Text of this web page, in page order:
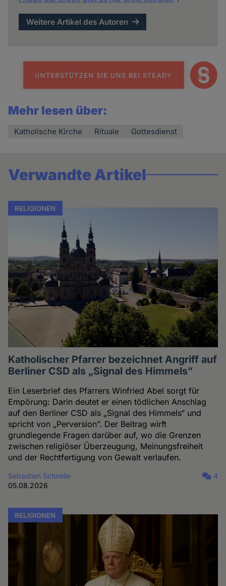
Weitere Artikel des Autoren
Mehr lesen über:
Katholische Kirche Rituale Gottesdienst
Verwandte Artikel
RELIGIONEN
Katholischer Pfarrer bezeichnet Angriff auf
Berliner CSD als „Signal des Himmels”
Ein Leserbrief des Pfarrers Winfried Abel sorgt für
Empörung: Darin deutet er einen tödlichen Anschlag
auf den Berliner CSD als „Signal des Himmels“ und
spricht von „Perversion”. Der Beitrag wirft
grundlegende Fragen darüber auf, wo die Grenzen
zwischen religiöser Überzeugung, Meinungsfreiheit
und der Rechtfertigung von Gewalt verlaufen.
Sebastian Schnelle
05.08.2026
4
RELIGIONEN